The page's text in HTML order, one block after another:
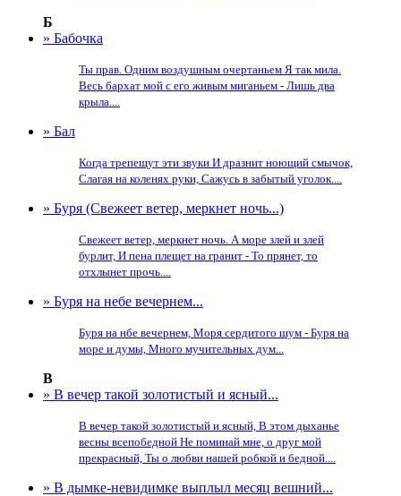
Б
» Бабочка
Ты прав. Одним воздушным очертаньем Я так мила.
Весь бархат мой с его живым миганьем - Лишь два
крыла....
» Бал
Когда трепещут эти звуки И дразнит ноющий смычок,
Слагая на коленях руки, Сажусь в забытый уголок....
» Буря (Свежеет ветер, меркнет ночь...)
Свежеет ветер, меркнет ночь. А море злей и злей
бурлит, И пена плещет на гранит - То прянет, то
отхлынет прочь....
» Буря на небе вечернем...
Буря на нбе вечернем, Моря сердитого шум - Буря на
море и думы, Много мучительных дум...
В
» В вечер такой золотистый и ясный...
В вечер такой золотистый и ясный, В этом дыханье
весны всепобедной Не поминай мне, о друг мой
прекрасный, Ты о любви нашей робкой и бедной....
» В дымке-невидимке выплыл месяц вешний...